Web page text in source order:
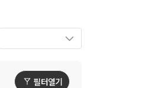
필터열기